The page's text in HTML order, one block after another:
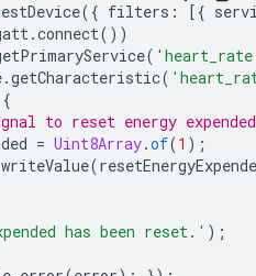
({ filters : [{
.connect())
(
.getCharacteristic(
{
to reset energy
= Uint8Array.of(1 );
writeValue(
has been reset.' );